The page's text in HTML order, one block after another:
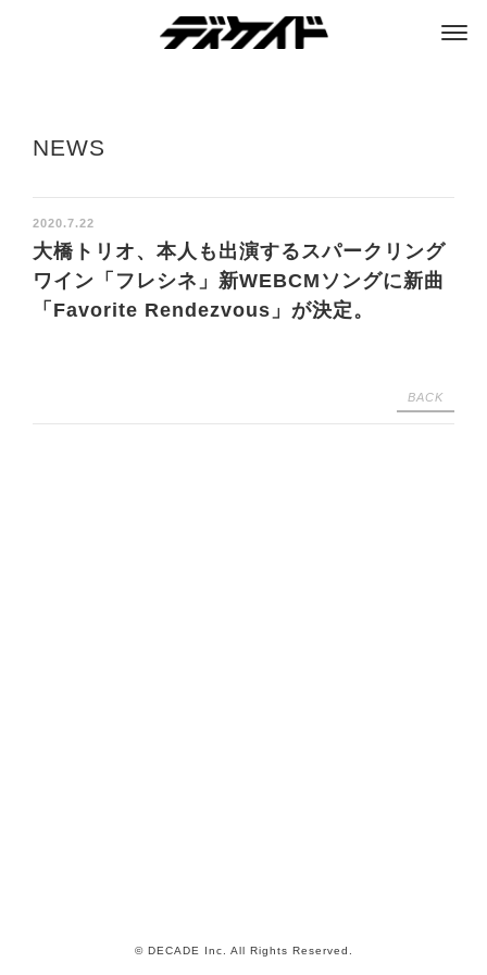
NEWS
2020.7.22
大橋トリオ、本人も出演するスパークリング
ワイン「フレシネ」新WEBCMソングに新曲
「Favorite Rendezvous」が決定。
BACK
© DECADE Inc. All Rights Reserved.